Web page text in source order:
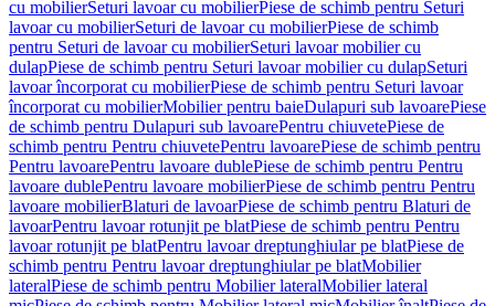
cu mobilierSeturi lavoar cu mobilierPiese de schimb pentru Seturi
lavoar cu mobilierSeturi de lavoar cu mobilierPiese de schimb
pentru Seturi de lavoar cu mobilierSeturi lavoar mobilier cu
dulapPiese de schimb pentru Seturi lavoar mobilier cu dulapSeturi
lavoar încorporat cu mobilierPiese de schimb pentru Seturi lavoar
încorporat cu mobilierMobilier pentru baieDulapuri sub lavoarePiese
de schimb pentru Dulapuri sub lavoarePentru chiuvetePiese de
schimb pentru Pentru chiuvetePentru lavoarePiese de schimb pentru
Pentru lavoarePentru lavoare dublePiese de schimb pentru Pentru
lavoare dublePentru lavoare mobilierPiese de schimb pentru Pentru
lavoare mobilierBlaturi de lavoarPiese de schimb pentru Blaturi de
lavoarPentru lavoar rotunjit pe blatPiese de schimb pentru Pentru
lavoar rotunjit pe blatPentru lavoar dreptunghiular pe blatPiese de
schimb pentru Pentru lavoar dreptunghiular pe blatMobilier
lateralPiese de schimb pentru Mobilier lateralMobilier lateral